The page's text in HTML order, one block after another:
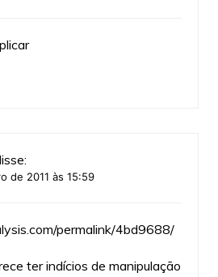
de 2011 às 15:59
permalink/4bd9688/
ter indícios de manipulação